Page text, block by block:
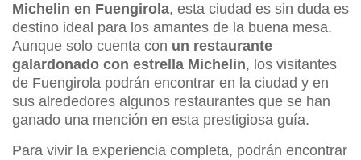
Michelin en Fuengirola, esta ciudad es sin duda es
destino ideal para los amantes de la buena mesa.
Aunque solo cuenta con un restaurante
galardonado con estrella Michelin, los visitantes
de Fuengirola podrán encontrar en la ciudad y en
sus alrededores algunos restaurantes que se han
ganado una mención en esta prestigiosa guía.
Para vivir la experiencia completa, podrán encontrar